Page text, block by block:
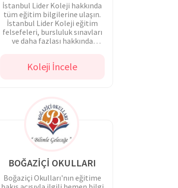
İstanbul Lider Koleji hakkında
tüm eğitim bilgilerine ulaşın.
İstanbul Lider Koleji eğitim
felsefeleri, bursluluk sınavları
ve daha fazlası hakkında
Koleji İncele
BOĞAZİÇİ OKULLARI
Boğaziçi Okulları'nın eğitime